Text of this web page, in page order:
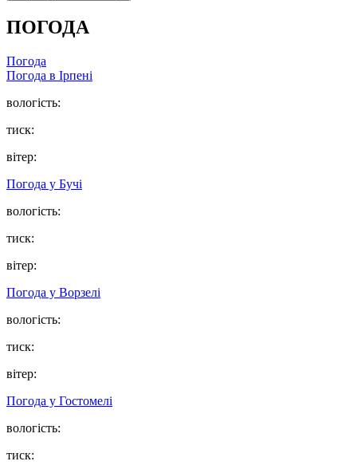
ПОГОДА
Погода
Погода в Ірпені
вологість:
тиск:
вітер:
Погода у Бучі
вологість:
тиск:
вітер:
Погода у Ворзелі
вологість:
тиск:
вітер:
Погода у Гостомелі
вологість:
тиск: